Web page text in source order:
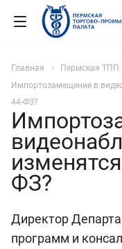
Главная Пермская ТПП
Импортозамещение в
44-ФЗ?
ФЗ?
Директор
программ и